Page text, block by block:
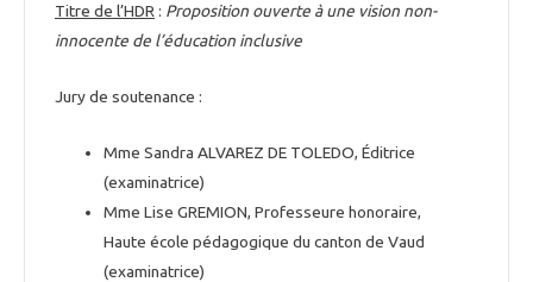
Titre de l’HDR : Proposition ouverte à une vision non-
innocente de l’éducation inclusive
Jury de soutenance :
Mme Sandra ALVAREZ DE TOLEDO, Éditrice
(examinatrice)
Mme Lise GREMION, Professeure honoraire,
Haute école pédagogique du canton de Vaud
(examinatrice)